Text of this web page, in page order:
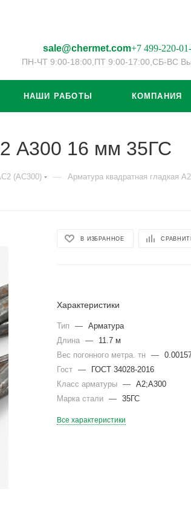
sale@chermet.com+7 499-220-
ПН-ЧТ 9:00-18:00, ПТ 9:00-17:00, СБ-ВС
НАШИ РАБОТЫ КОМПАНИЯ
А300 16 мм 35ГС
(АС300) — Арматура квадратная гладкая
В ИЗБРАННОЕ
Характеристики
Тип —
Арматура
Длина
—
11.7 м
Вес погонного метра. тн
—
Гост
—
ГОСТ 34028-2016
Класс арматуры
—
А2;А300
Марка стали
— 35ГС
Все характеристики